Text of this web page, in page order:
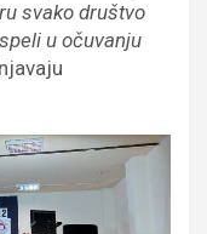
svako društvo
u očuvanju